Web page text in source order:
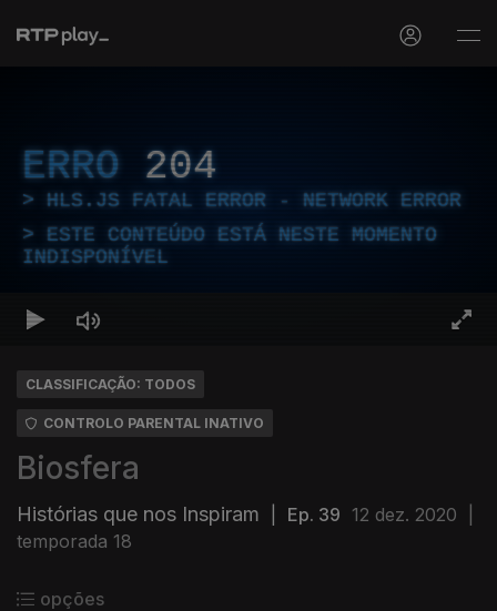
ERRO 204
HLS.JS FATAL ERROR - NETWORK ERROR
ESTE CONTEÚDO ESTÁ NESTE MOMENTO
INDISPONÍVEL
CLASSIFICAÇÃO: TODOS
CONTROLO PARENTAL INATIVO
Biosfera
Histórias que nos Inspiram Ep. 39 12 dez. 2020
temporada 18
opções